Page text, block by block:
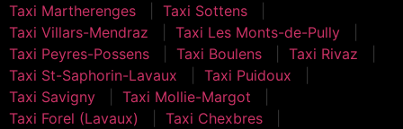
Taxi Martherenges
Taxi Sottens
Taxi Villars-Mendraz
Taxi Les Monts-de-Pully
Taxi Peyres-Possens
Taxi Boulens
Taxi Rivaz
Taxi St-Saphorin-Lavaux
Taxi Puidoux
Taxi Savigny
Taxi Mollie-Margot
Taxi Forel (Lavaux)
Taxi Chexbres